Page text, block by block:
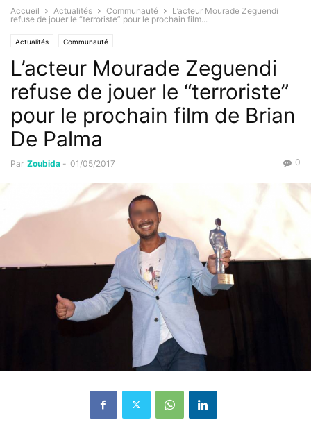
Accueil Actualités Communauté
L’acteur Mourade Zeguendi
refuse de jouer le “terroriste” pour le prochain film...
Actualités Communauté
L’acteur Mourade Zeguendi
refuse de jouer le “terroriste”
pour le prochain film de Brian
De Palma
Par Zoubida - 01/05/2017 0